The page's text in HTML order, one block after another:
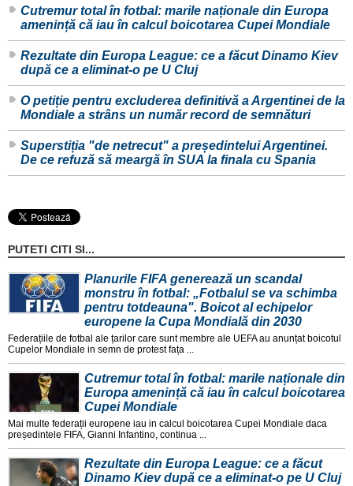
Cutremur total în fotbal: marile naționale din Europa
amenință că iau în calcul boicotarea Cupei Mondiale
Rezultate din Europa League: ce a făcut Dinamo Kiev
după ce a eliminat-o pe U Cluj
O petiție pentru excluderea definitivă a Argentinei de la
Mondiale a strâns un număr record de semnături
Superstiția "de netrecut" a președintelui Argentinei.
De ce refuză să meargă în SUA la finala cu Spania
PUTETI CITI SI...
Planurile FIFA generează un scandal
monstru în fotbal: „Fotbalul se va schimba
pentru totdeauna". Boicot al echipelor
europene la Cupa Mondială din 2030
Federațiile de fotbal ale țarilor care sunt membre ale UEFA au anunțat boicotul
Cupelor Mondiale in semn de protest fața ...
Cutremur total în fotbal: marile naționale din
Europa amenință că iau în calcul boicotarea
Cupei Mondiale
Mai multe federații europene iau in calcul boicotarea Cupei Mondiale daca
președintele FIFA, Gianni Infantino, continua ...
Rezultate din Europa League: ce a făcut
Dinamo Kiev după ce a eliminat-o pe U Cluj